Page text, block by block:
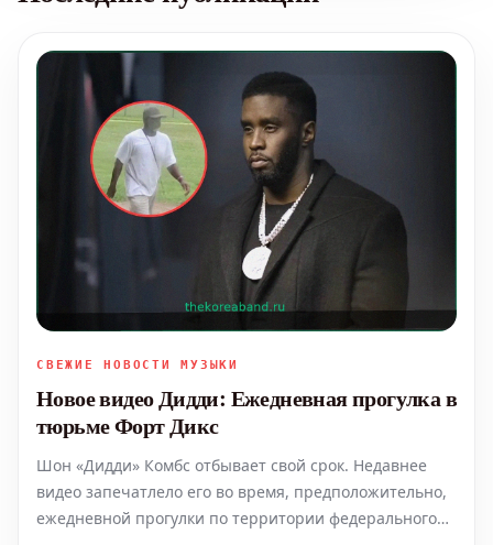
СВЕЖИЕ НОВОСТИ МУЗЫКИ
Новое видео Дидди: Ежедневная прогулка в
тюрьме Форт Дикс
Шон «Дидди» Комбс отбывает свой срок. Недавнее
видео запечатлело его во время, предположительно,
ежедневной прогулки по территории федерального